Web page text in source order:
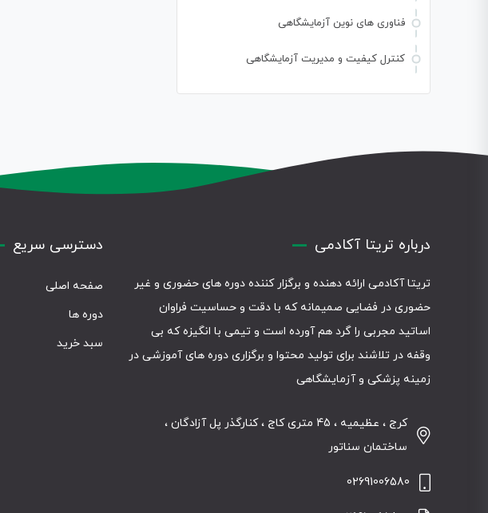
فناوری های نوین آزمایشگاهی
کنترل کیفیت و مدیریت آزمایشگاهی
درباره تریتا آکادمی
تریتا آکادمی ارائه دهنده و برگزار کننده دوره های حضوری و غیر
حضوری در فضایی صمیمانه که با دقت و حساسیت فراوان
اساتید مجربی را گرد هم آورده است و تیمی با انگیزه که بی
وقفه در تلاشند برای تولید محتوا و برگزاری دوره های آموزشی در
زمینه پزشکی و آزمایشگاهی
کرج ، عظیمیه ، 45 متری کاج ، کنارگذر پل آزادگان ،
ساختمان سناتور
02691006580
دسترسی سریع
صفحه اصلی
دوره ها
سبد خرید